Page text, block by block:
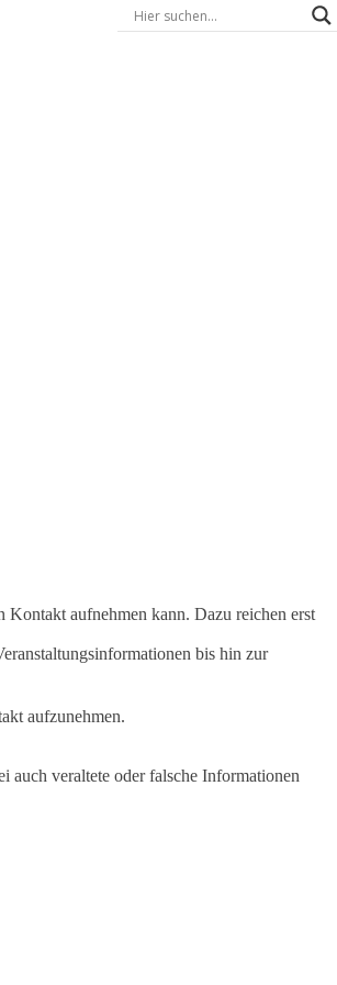
aufnehmen kann. Dazu reichen erst
bis hin zur
aufzunehmen.
veraltete oder falsche Informationen